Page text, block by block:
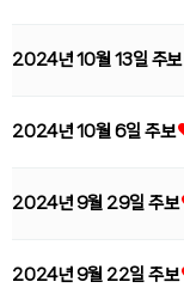
2024년 10월 13일 주보
2024년 10월 6일 주보
2024년 9월 29일 주보
2024년 9월 22일 주보